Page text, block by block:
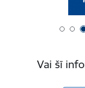
Vai šī